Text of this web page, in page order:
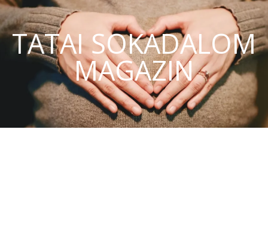
TATAI SOKADALOM
MAGAZIN